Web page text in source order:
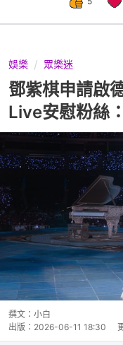
娛樂 眾樂迷
鄧紫棋申請啟
Live安慰粉絲
撰文： 小白
出版： 2026-06-11 18:30